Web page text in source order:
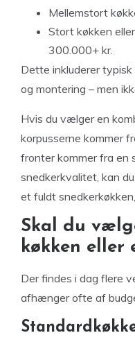
Mellemstort
Stort køkken
300.000+ kr.
Dette inkluderer
og montering – men
Hvis du vælger en
korpusserne kommer
fronter kommer fra en
snedkerkvalitet, kan
et fuldt
Skal du
køkken eller
Der findes i dag flere
afhænger ofte af